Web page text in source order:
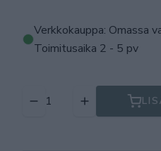
Verkkokauppa: Omassa
Toimitusaika 2 - 5 pv